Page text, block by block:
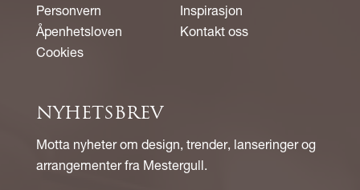
Personvern
Åpenhetsloven
Cookies
Inspirasjon
Kontakt oss
NYHETSBREV
Motta nyheter om design, trender, lanseringer og
arrangementer fra Mestergull.